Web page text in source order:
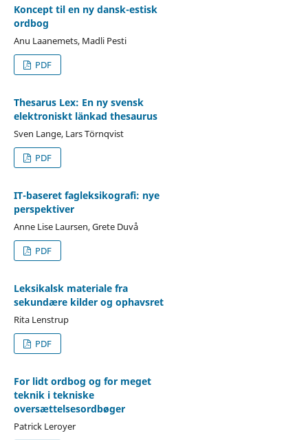
Koncept til en ny dansk-estisk
ordbog
Anu Laanemets, Madli Pesti
PDF
Thesarus Lex: En ny svensk
elektroniskt länkad thesaurus
Sven Lange, Lars Törnqvist
PDF
IT-baseret fagleksikografi: nye
perspektiver
Anne Lise Laursen, Grete Duvå
PDF
Leksikalsk materiale fra
sekundære kilder og ophavsret
Rita Lenstrup
PDF
For lidt ordbog og for meget
teknik i tekniske
oversættelsesordbøger
Patrick Leroyer